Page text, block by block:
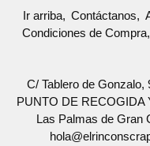
Ir arriba Contáctanos
Condiciones de Compra
C/ Tablero de
PUNTO DE RECOGIDA
Las Palmas de Gran